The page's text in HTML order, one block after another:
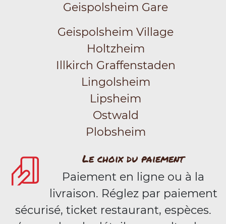
Geispolsheim Gare
Geispolsheim Village
Holtzheim
Illkirch Graffenstaden
Lingolsheim
Lipsheim
Ostwald
Plobsheim
Le choix du paiement
Paiement en ligne ou à la
livraison. Réglez par paiement
sécurisé, ticket restaurant, espèces.